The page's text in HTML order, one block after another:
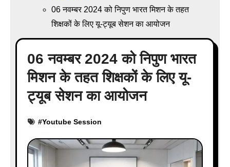
06 नवम्बर 2024 को निपुण भारत मिशन के तहत
शिक्षकों के लिए यू-ट्यूब सेशन का आयोजन
06 नवम्बर 2024 को निपुण भारत
मिशन के तहत शिक्षकों के लिए यू-
ट्यूब सेशन का आयोजन
#Youtube Session